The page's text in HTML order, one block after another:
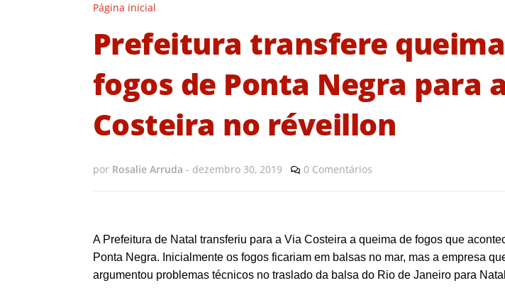
Página inicial
Prefeitura transfere
fogos de Ponta Negra para
Costeira no réveillon
por Rosalie Arruda - dezembro 30, 2019 0 Comentários
A Prefeitura de Natal transferiu para a Via Costeira a queima de fogos que
Ponta Negra. Inicialmente os fogos ficariam em balsas no mar, mas a empresa
argumentou problemas técnicos no traslado da balsa do Rio de Janeiro para